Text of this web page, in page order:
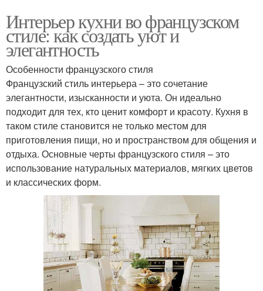
Интерьер кухни во французском
стиле: как создать уют и
элегантность
Особенности французского стиля
Французский стиль интерьера – это сочетание
элегантности, изысканности и уюта. Он идеально
подходит для тех, кто ценит комфорт и красоту. Кухня в
таком стиле становится не только местом для
приготовления пищи, но и пространством для общения и
отдыха. Основные черты французского стиля – это
использование натуральных материалов, мягких цветов
и классических форм.